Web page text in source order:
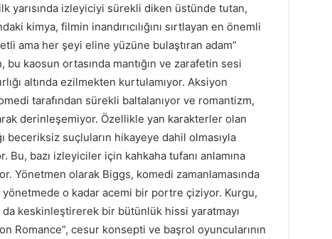
yarısında izleyiciyi sürekli diken üstünde tutan,
kimya, filmin inandırıcılığını sırtlayan en önemli
ama her şeyi eline yüzüne bulaştıran adam”
bu kaosun ortasında mantığın ve zarafetin sesi
altında ezilmekten kurtulamıyor. Aksiyon
tarafından sürekli baltalanıyor ve romantizm,
derinleşemiyor. Özellikle yan karakterler olan
beceriksiz suçluların hikayeye dahil olmasıyla
bazı izleyiciler için kahkaha tufanı anlamına
Yönetmen olarak Biggs, komedi zamanlamasında
o kadar acemi bir portre çiziyor. Kurgu,
keskinleştirerek bir bütünlük hissi yaratmayı
Romance”, cesur konsepti ve başrol oyuncularının